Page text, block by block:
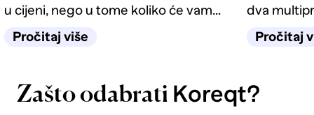
u cijeni, nego u tome koliko će vam
život u kuhinji biti jednostavan
Pročitaj više
dva
pronaći
Pročitaj
Zašto odabrati Koreqt?